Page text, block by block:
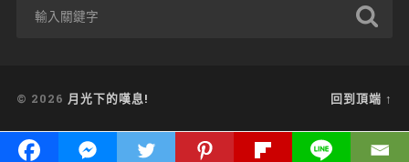
© 2026 月光下的嘆息! 回到頂端 ↑